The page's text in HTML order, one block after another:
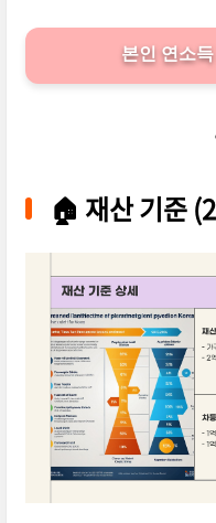
본인 연소
🏠 재산 기준